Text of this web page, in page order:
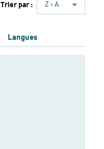
Trier par : Z › A
Langues